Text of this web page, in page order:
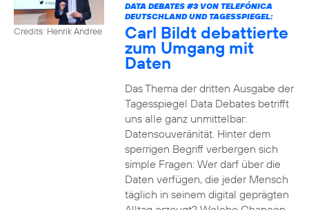
Credits: Henrik Andree
DATA DEBATES #3VON TELEFÓNICA
DEUTSCHLAND UND TAGESSPIEGEL:
Carl Bildt debattierte
zum Umgang mit
Daten
Das Thema der dritten Ausgabe der
Tagesspiegel Data Debates betrifft
uns alle ganz unmittelbar:
Datensouveränität. Hinter dem
sperrigen Begriff verbergen sich
simple Fragen: Wer darf über die
Daten verfügen, die jeder Mensch
täglich in seinem digital geprägten